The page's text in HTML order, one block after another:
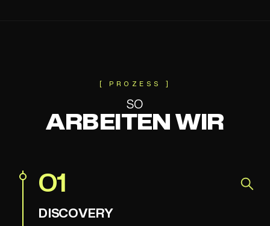
[ PROZESS ]
SO
ARBEITEN WIR
01
DISCOVERY